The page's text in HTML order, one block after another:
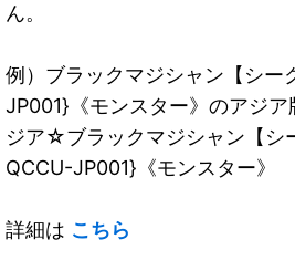
ん。
例）ブラックマジシャン【シー
JP001}《モンスター》のアジ
ジア☆ブラックマジシャン【シ
QCCU-JP001}《モンスター》
詳細は こちら